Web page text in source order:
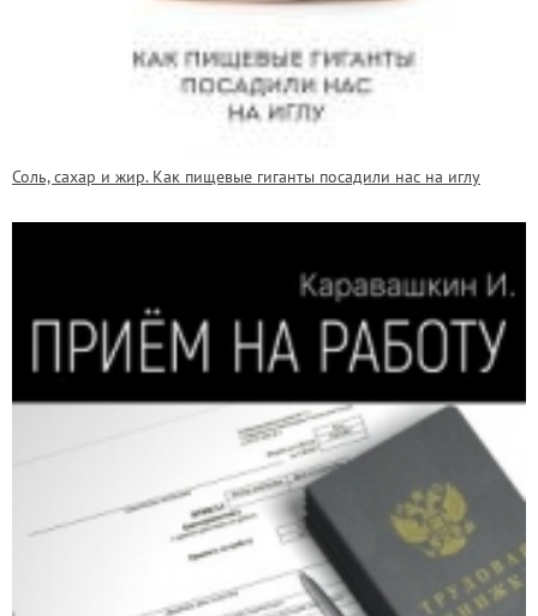
Соль, сахар и жир. Как пищевые гиганты посадили нас на иглу